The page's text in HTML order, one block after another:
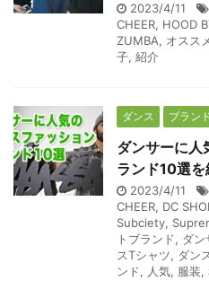
2023/4/11
CHEER, HOOD
ZUMBA, オスス
子, 紹介
ダンス ブラン
ダンサーに人
ランド10選を
2023/4/11
CHEER, DC
Subciety,
トブランド, ダン
スTシャツ, ダン
ンド, 人気, 服装,